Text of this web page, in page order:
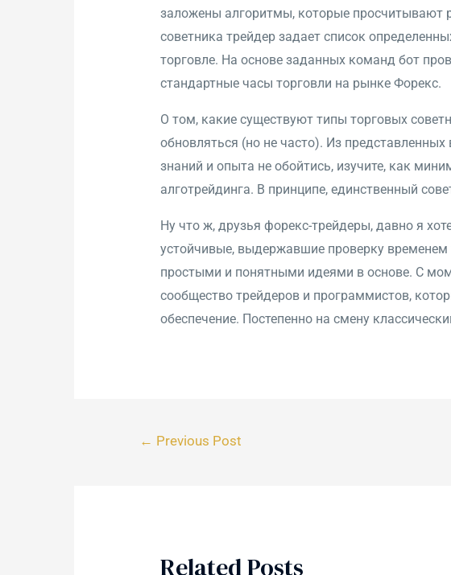
заложены алгоритмы, которые просчитывают
советника трейдер задает список
торговле. На основе заданных команд бот
стандартные часы торговли на рынке Форекс.
О том, какие существуют типы торговых
обновляться (но не часто). Из
знаний и опыта не обойтись, изучите, как
алготрейдинга. В принципе, единственный
Ну что ж, друзья форекс-трейдеры, давно я
устойчивые, выдержавшие проверку временем
простыми и понятными идеями в основе. С
сообщество трейдеров и программистов,
обеспечение. Постепенно на смену
← Previous Post
Related Posts